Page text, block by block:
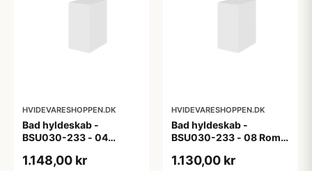
HVIDEVARESHOPPEN.DK
Bad hyldeskab -
BSU030-233 - 04
1.148,00 kr
HVIDEVARESHOPPEN.DK
Bad hyldeskab -
BSU030-233 - 08 Roma
1.130,00 kr